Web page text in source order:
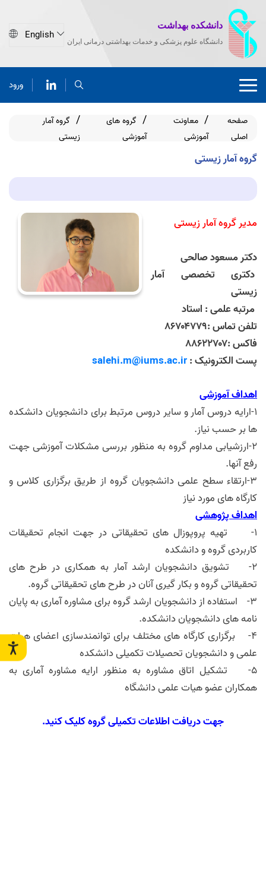
دانشکده بهداشت
دانشگاه علوم پزشکی و خدمات بهداشتی درمانی ایران
ورود
صفحه
اصلی
معاونت
آموزشی
گروه های
آموزشی
گروه آمار
زیستی
گروه آمار زیستی
مدیر گروه آمار زیستی
دکتر مسعود صالحی
دکتری تخصصی آمار
زیستی
مرتبه علمی : استاد
تلفن تماس :۸۶۷۰۴۷۷۹
فاکس :۸۸۶۲۲۷۰۷
پست الکترونیک :salehi.m@iums.ac.ir
اهداف آموزشی
1-ارایه دروس آمار و سایر دروس مرتبط برای دانشجویان دانشکده
ها بر حسب نیاز.
2-ارزشیابی مداوم گروه به منظور بررسی مشکلات آموزشی جهت
رفع آنها.
3-ارتقاء سطح علمی دانشجویان گروه از طریق برگزاری کلاس و
کارگاه های مورد نیاز
اهداف پژوهشی
1- تهیه پروپوزال های تحقیقاتی در جهت انجام تحقیقات
کاربردی گروه و دانشکده
2- تشویق دانشجویان ارشد آمار به همکاری در طرح های
تحقیقاتی گروه و بکار گیری آنان در طرح های تحقیقاتی گروه.
3- استفاده از دانشجویان ارشد گروه برای مشاوره آماری به پایان
نامه های دانشجویان دانشکده.
4- برگزاری کارگاه های مختلف برای توانمندسازی اعضای هیات
علمی و دانشجویان تحصیلات تکمیلی دانشکده
5- تشکیل اتاق مشاوره به منظور ارایه مشاوره آماری به
همکاران عضو هیات علمی دانشگاه
جهت دریافت اطلاعات تکمیلی گروه کلیک کنید.